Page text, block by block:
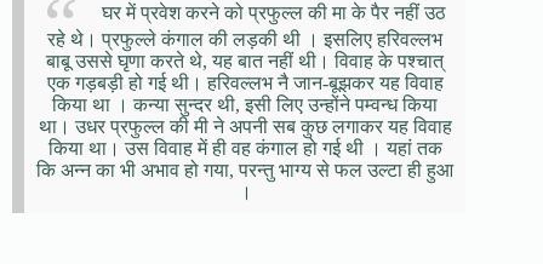
घर में प्रवेश करने को प्रफुल्ल की मा के पैर नहीं उठ
रहे थे। प्रफुल्ले कंगाल की लड़की थी । इसलिए हरिवल्लभ
बाबू उससे घृणा करते थे, यह बात नहीं थी। विवाह के पश्चात्
एक गड़बड़ी हो गई थी। हरिवल्लभ नै जान-बूझकर यह विवाह
किया था । कन्या सुन्दर थी, इसी लिए उन्होंने पम्वन्ध किया
था। उधर प्रफुल्ल की मी ने अपनी सब कुछ लगाकर यह विवाह
किया था। उस विवाह में ही वह कंगाल हो गई थी । यहां तक
कि अन्न का भी अभाव हो गया, परन्तु भाग्य से फल उल्टा ही हुआ
।